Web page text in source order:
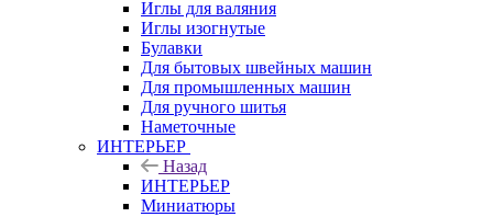
Иглы для валяния
Иглы изогнутые
Булавки
Для бытовых швейных машин
Для промышленных машин
Для ручного шитья
Наметочные
ИНТЕРЬЕР
Назад
ИНТЕРЬЕР
Миниатюры